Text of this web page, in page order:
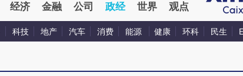
经济 金融 公司 政经 世界 观点
科技 地产 汽车 消费 能源 健康 环科 民生